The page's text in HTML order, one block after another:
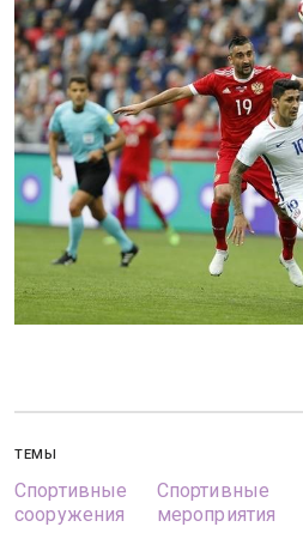
ТЕМЫ
Спортивные
сооружения
Спортивные
мероприятия